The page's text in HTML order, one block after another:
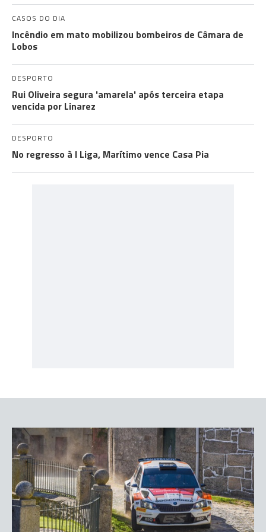
CASOS DO DIA
Incêndio em mato mobilizou bombeiros de Câmara de
Lobos
DESPORTO
Rui Oliveira segura 'amarela' após terceira etapa
vencida por Linarez
DESPORTO
No regresso à I Liga, Marítimo vence Casa Pia